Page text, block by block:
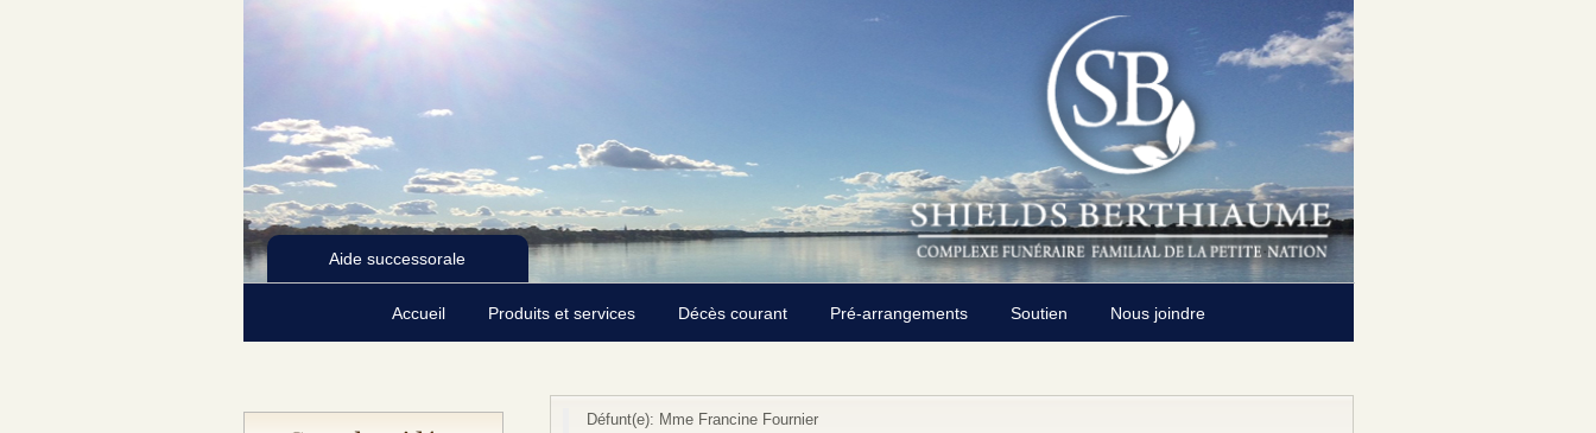
Aide successorale
Accueil Produits et services Décès courant Pré-arrangements Soutien Nous joindre
Défunt(e): Mme Francine Fournier